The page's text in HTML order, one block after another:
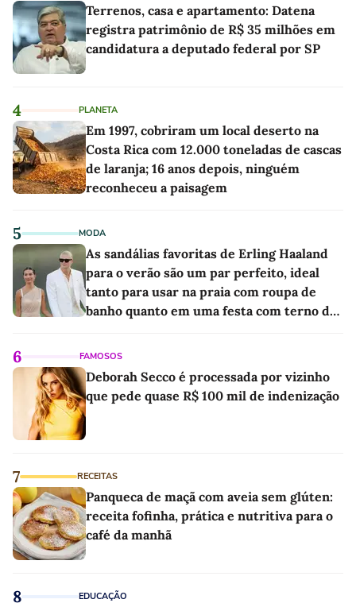
Terrenos, casa e apartamento: Datena
registra patrimônio de R$ 35 milhões em
candidatura a deputado federal por SP
4 PLANETA
Em 1997, cobriram um local deserto na
Costa Rica com 12.000 toneladas de cascas
de laranja; 16 anos depois, ninguém
reconheceu a paisagem
5 MODA
As sandálias favoritas de Erling Haaland
para o verão são um par perfeito, ideal
tanto para usar na praia com roupa de
banho quanto em uma festa com terno de
6 FAMOSOS
Deborah Secco é processada por vizinho
que pede quase R$ 100 mil de indenização
7 RECEITAS
Panqueca de maçã com aveia sem glúten:
receita fofinha, prática e nutritiva para o
café da manhã
8 EDUCAÇÃO